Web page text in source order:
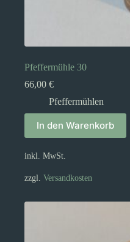
Pfeffermühle 30
66,00 €
Pfeffermühlen
In den Warenkorb
inkl. MwSt.
zzgl. Versandkosten